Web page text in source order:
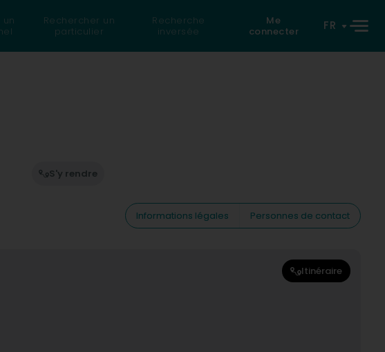
Rechercher un
particulier
Recherche
inversée
Me
connecter
FR
S'y rendre
Informations légales
Personnes de contact
Itinéraire